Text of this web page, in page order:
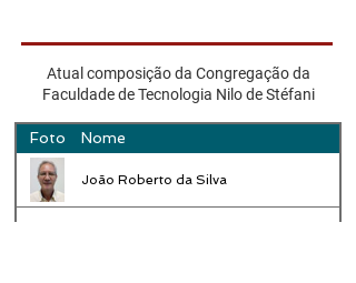
Atual composição da Congregação da
Faculdade de Tecnologia Nilo de Stéfani
Foto Nome
João Roberto da Silva